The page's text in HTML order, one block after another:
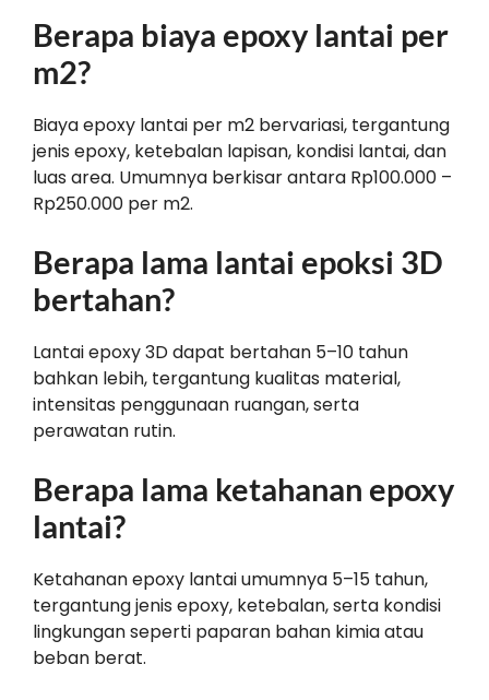
Berapa biaya epoxy lantai per
m2?
Biaya epoxy lantai per m2 bervariasi, tergantung
jenis epoxy, ketebalan lapisan, kondisi lantai, dan
luas area. Umumnya berkisar antara Rp100.000 –
Rp250.000 per m2.
Berapa lama lantai epoksi 3D
bertahan?
Lantai epoxy 3D dapat bertahan 5–10 tahun
bahkan lebih, tergantung kualitas material,
intensitas penggunaan ruangan, serta
perawatan rutin.
Berapa lama ketahanan epoxy
lantai?
Ketahanan epoxy lantai umumnya 5–15 tahun,
tergantung jenis epoxy, ketebalan, serta kondisi
lingkungan seperti paparan bahan kimia atau
beban berat.